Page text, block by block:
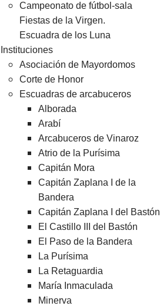
Campeonato de fútbol-sala
Fiestas de la Virgen.
Escuadra de los Luna
Instituciones
Asociación de Mayordomos
Corte de Honor
Escuadras de arcabuceros
Alborada
Arabí
Arcabuceros de Vinaroz
Atrio de la Purísima
Capitán Mora
Capitán Zaplana I de la
Bandera
Capitán Zaplana I del Bastón
El Castillo III del Bastón
El Paso de la Bandera
La Purísima
La Retaguardia
María Inmaculada
Minerva